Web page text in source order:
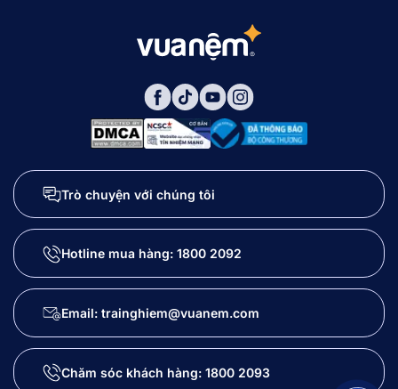
Trò chuyện với chúng tôi
Hotline mua hàng: 1800 2092
Email: trainghiem@vuanem.com
Chăm sóc khách hàng: 1800 2093